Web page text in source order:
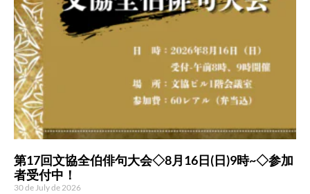
第17回文協全伯俳句大会◇8月16日(日)9時~◇参加
者受付中！
30 de July de 2026